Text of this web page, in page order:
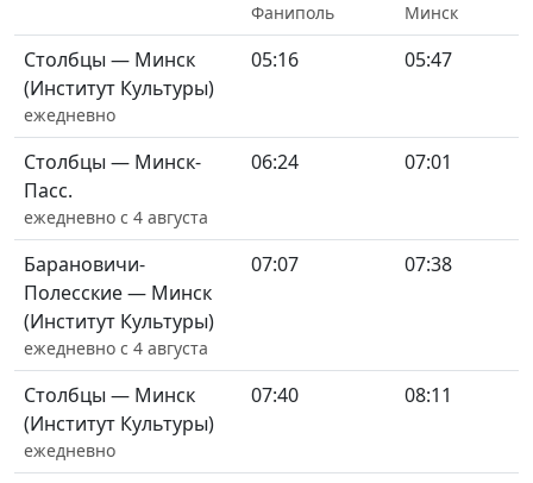
Фаниполь Минск
Столбцы — Минск
(Институт Культуры)
ежедневно
05:16 05:47
Столбцы — Минск-
Пасс.
ежедневно с 4 августа
06:24 07:01
Барановичи-
Полесские — Минск
(Институт Культуры)
ежедневно с 4 августа
07:07 07:38
Столбцы — Минск
(Институт Культуры)
ежедневно
07:40 08:11